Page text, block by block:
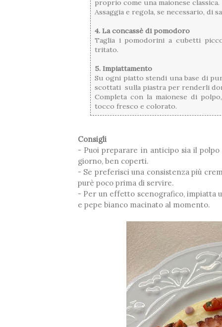
proprio come una maionese classica.
Assaggia e regola, se necessario, di
4. La concassè di pomodoro
Taglia i pomodorini a cubetti
tritato.
5. Impiattamento
Su ogni piatto stendi una base di
scottati sulla piastra per renderli
Completa con la maionese di
tocco fresco e colorato.
Consigli
- Puoi preparare in anticipo sia il
giorno, ben coperti.
- Se preferisci una consistenza più
purè poco prima di servire.
- Per un effetto scenografico, impiatta
e pepe bianco macinato al momento.